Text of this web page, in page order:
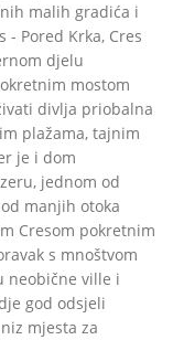
malih gradića i
- Pored Krka, Cres
djelu
mostom
divlja priobalna
plažama, tajnim
je i dom
jednom od
manjih otoka
Cresom pokretnim
s mnoštvom
neobične ville i
god odsjeli
mjesta za